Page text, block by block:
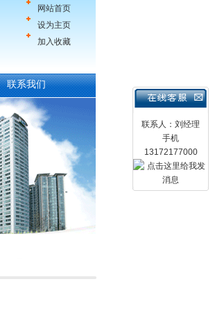
网站首页
设为主页
加入收藏
联系人：刘经理
手机
13172177000
联系我们